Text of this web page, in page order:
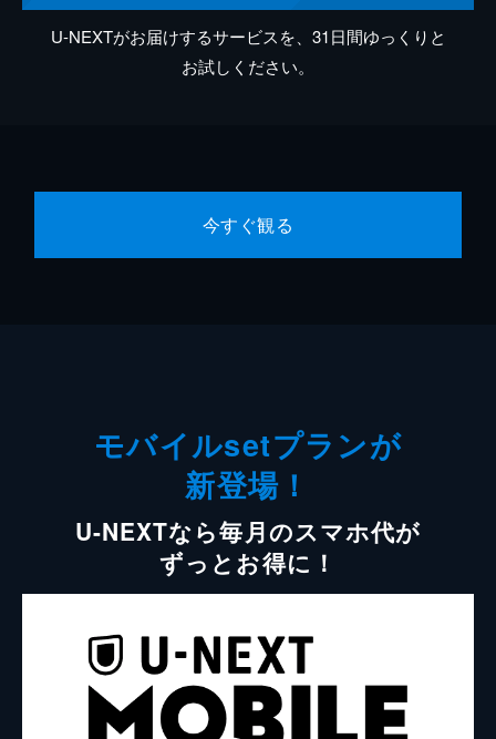
U-NEXTがお届けするサービスを、31日間ゆっくりと
お試しください。
今すぐ観る
モバイルsetプランが
新登場！
U-NEXTなら毎月のスマホ代が
ずっとお得に！